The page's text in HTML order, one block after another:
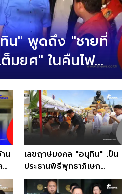
น" พูดถึง "ชายที่
มยศ" ในคืนไฟ
น
ม
เลขฤกษ์มงคล "อนุทิน" เป็น
ประธานพิธีพุทธาภิเษก
เหรียญหลวงพ่อทวด